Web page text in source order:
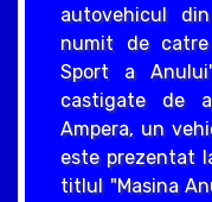
autovehicul
numit de
Sport a
castigate de
Ampera, un
este prezentat
titlul "Masina